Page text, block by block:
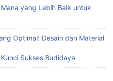
yang Lebih Baik untuk
Optimal: Desain dan Material
Sukses Budidaya